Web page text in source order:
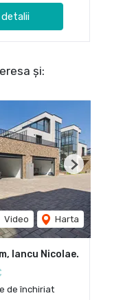
și:
Video Harta
Next
Iancu Nicolae.
de închiriat